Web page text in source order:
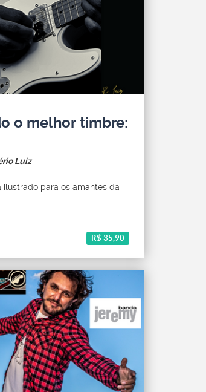
o melhor timbre:
Luiz
ilustrado para os amantes da
R$ 35,90